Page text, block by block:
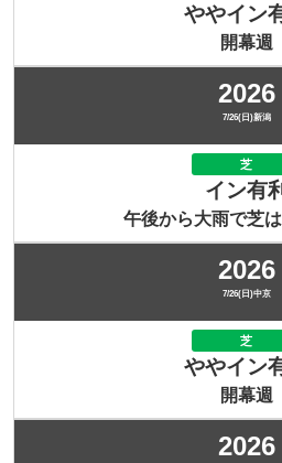
ややイン
開幕週
2026
7/26(日)新潟
芝
イン有
午後から大雨で芝
2026
7/26(日)中京
芝
ややイン
開幕週
2026